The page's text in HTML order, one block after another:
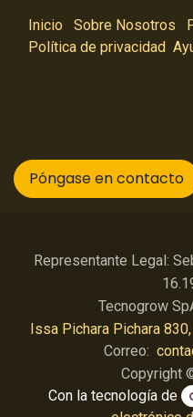
Inicio Sobre Nosotros
Política de privacidad
Póngase en contacto
Representante Legal:
Tecnogrow
Issa Pichara Pichara
Correo:
Copyright
Con la tecnología de